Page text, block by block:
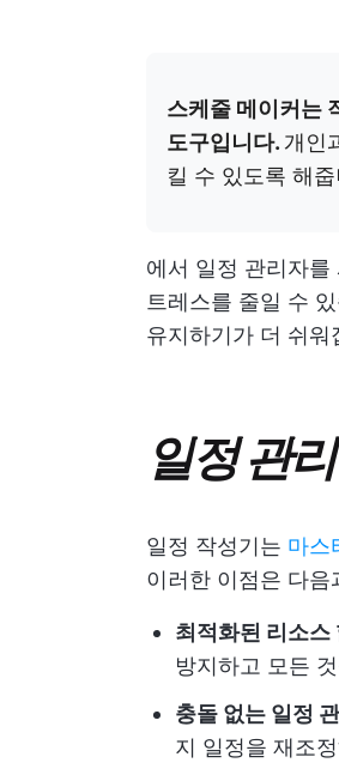
스케줄 메이커는
도구입니다. 개인
킬 수 있도록 해
에서 일정 관리자를
트레스를 줄일 수
유지하기가 더 쉬워
일정 관
일정 작성기는 마스
이러한 이점은 다음
최적화된 리소스
방지하고 모든
충돌 없는 일정
지 일정을 재조